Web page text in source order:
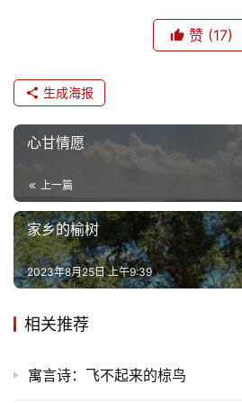
赞 (17)
生成海报
心甘情愿
上一篇
家乡的榆树
2023年8月25日 上午9:39
相关推荐
寓言诗：飞不起来的椋鸟